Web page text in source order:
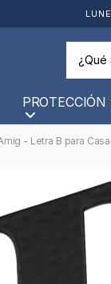
- Letra B para